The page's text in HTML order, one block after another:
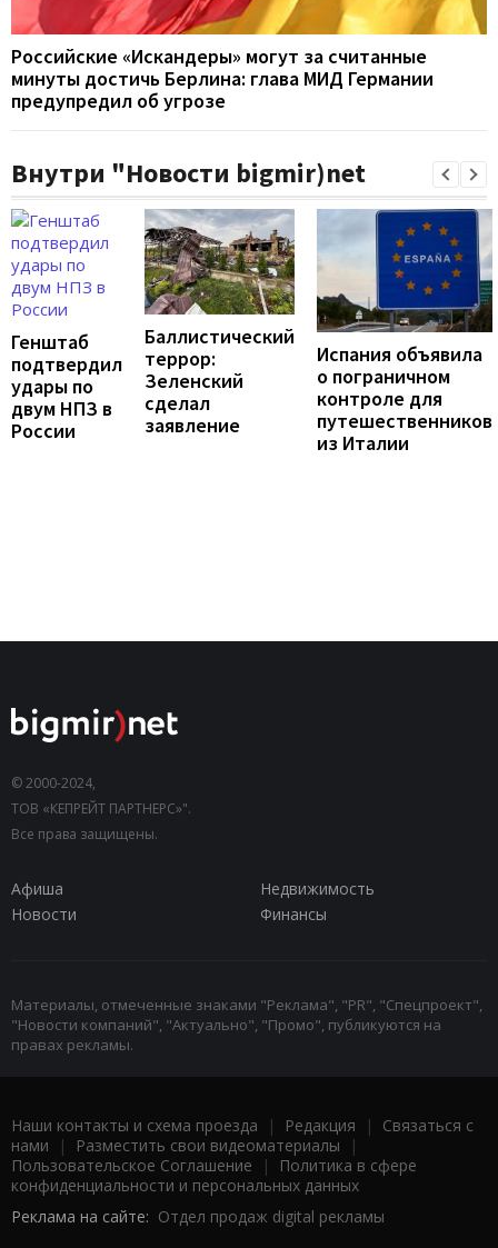
Российские «Искандеры» могут за считанные
минуты достичь Берлина: глава МИД Германии
предупредил об угрозе
Внутри "Новости bigmir)net
Генштаб
подтвердил
удары по
двум НПЗ в
России
Баллистический
террор:
Зеленский
сделал
заявление
Испания объявила
о пограничном
контроле для
путешественников
из Италии
© 2000-2024,
ТОВ «КЕПРЕЙТ ПАРТНЕРС»".
Все права защищены.
Афиша
Недвижимость
Новости
Финансы
Материалы, отмеченные знаками "Реклама", "PR", "Спецпроект",
"Новости компаний", "Актуально", "Промо", публикуются на
правах рекламы.
Наши контакты и схема проезда | Редакция | Связаться с
нами | Разместить свои видеоматериалы |
Пользовательское Соглашение |
Политика в сфере
конфиденциальности и персональных данных
Реклама на сайте: Отдел продаж digital рекламы